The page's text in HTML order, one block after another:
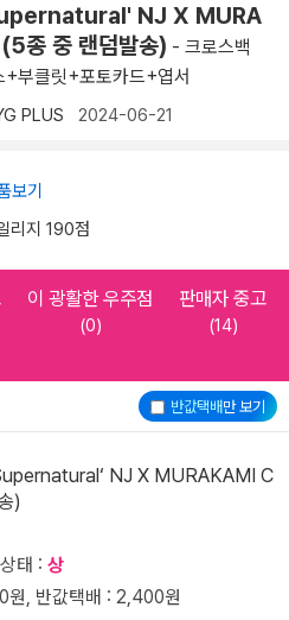
NJ X MURA
종 중 랜덤발송) - 크로스백
부클릿+포토카드+엽서
PLUS 2024-06-21
보기
리지 190점
이 광활한 우주점
(0)
판매자 중고
(14)
반값택배만 보기
NJ X MURAKAMI C
)
태 : 상
, 반값택배 : 2,400원